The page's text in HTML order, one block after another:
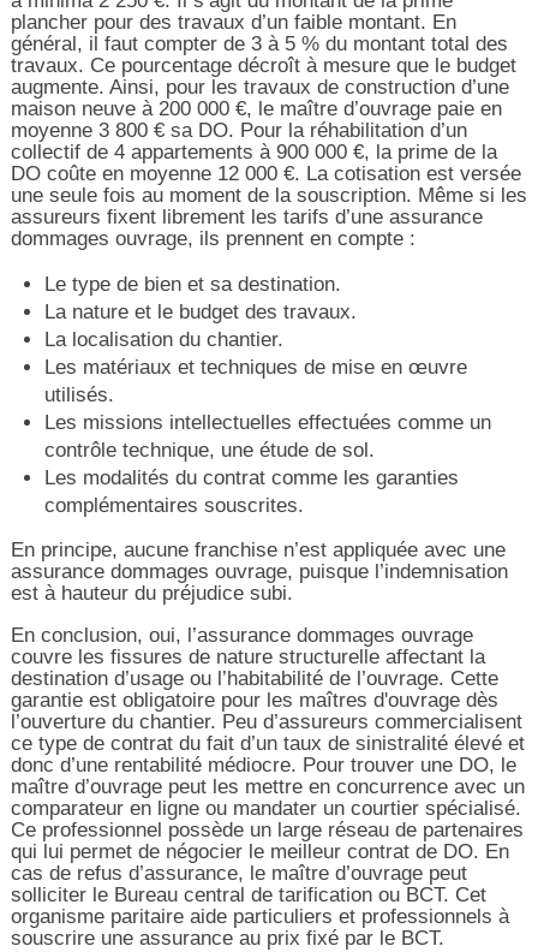
plancher pour des travaux d’un faible montant. En
général, il faut compter de 3 à 5 % du montant total des
travaux. Ce pourcentage décroît à mesure que le budget
augmente. Ainsi, pour les travaux de construction d’une
maison neuve à 200 000 €, le maître d’ouvrage paie en
moyenne 3 800 € sa DO. Pour la réhabilitation d’un
collectif de 4 appartements à 900 000 €, la prime de la
DO coûte en moyenne 12 000 €. La cotisation est versée
une seule fois au moment de la souscription. Même si les
assureurs fixent librement les tarifs d’une assurance
dommages ouvrage, ils prennent en compte :
Le type de bien et sa destination.
La nature et le budget des travaux.
La localisation du chantier.
Les matériaux et techniques de mise en œuvre
utilisés.
Les missions intellectuelles effectuées comme un
contrôle technique, une étude de sol.
Les modalités du contrat comme les garanties
complémentaires souscrites.
En principe, aucune franchise n’est appliquée avec une
assurance dommages ouvrage, puisque l’indemnisation
est à hauteur du préjudice subi.
En conclusion, oui, l’assurance dommages ouvrage
couvre les fissures de nature structurelle affectant la
destination d’usage ou l’habitabilité de l’ouvrage. Cette
garantie est obligatoire pour les maîtres d'ouvrage dès
l’ouverture du chantier. Peu d’assureurs commercialisent
ce type de contrat du fait d’un taux de sinistralité élevé et
donc d’une rentabilité médiocre. Pour trouver une DO, le
maître d’ouvrage peut les mettre en concurrence avec un
comparateur en ligne ou mandater un courtier spécialisé.
Ce professionnel possède un large réseau de partenaires
qui lui permet de négocier le meilleur contrat de DO. En
cas de refus d’assurance, le maître d’ouvrage peut
solliciter le Bureau central de tarification ou BCT. Cet
organisme paritaire aide particuliers et professionnels à
souscrire une assurance au prix fixé par le BCT.